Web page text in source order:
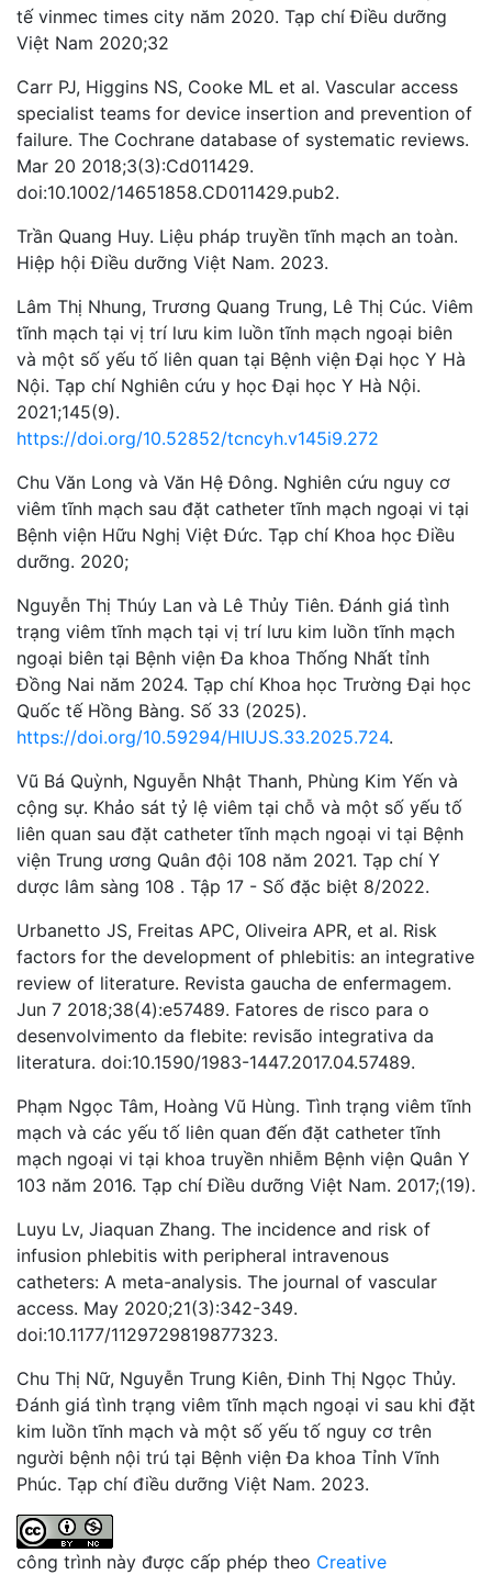
tế vinmec times city năm 2020. Tạp chí Điều dưỡng
Việt Nam 2020;32
Carr PJ, Higgins NS, Cooke ML et al. Vascular access
specialist teams for device insertion and prevention of
failure. The Cochrane database of systematic reviews.
Mar 20 2018;3(3):Cd011429.
doi:10.1002/14651858.CD011429.pub2.
Trần Quang Huy. Liệu pháp truyền tĩnh mạch an toàn.
Hiệp hội Điều dưỡng Việt Nam. 2023.
Lâm Thị Nhung, Trương Quang Trung, Lê Thị Cúc. Viêm
tĩnh mạch tại vị trí lưu kim luồn tĩnh mạch ngoại biên
và một số yếu tố liên quan tại Bệnh viện Đại học Y Hà
Nội. Tạp chí Nghiên cứu y học Đại học Y Hà Nội.
2021;145(9).
https://doi.org/10.52852/tcncyh.v145i9.272
Chu Văn Long và Văn Hệ Đông. Nghiên cứu nguy cơ
viêm tĩnh mạch sau đặt catheter tĩnh mạch ngoại vi tại
Bệnh viện Hữu Nghị Việt Đức. Tạp chí Khoa học Điều
dưỡng. 2020;
Nguyễn Thị Thúy Lan và Lê Thủy Tiên. Đánh giá tình
trạng viêm tĩnh mạch tại vị trí lưu kim luồn tĩnh mạch
ngoại biên tại Bệnh viện Đa khoa Thống Nhất tỉnh
Đồng Nai năm 2024. Tạp chí Khoa học Trường Đại học
Quốc tế Hồng Bàng. Số 33 (2025).
https://doi.org/10.59294/HIUJS.33.2025.724.
Vũ Bá Quỳnh, Nguyễn Nhật Thanh, Phùng Kim Yến và
cộng sự. Khảo sát tỷ lệ viêm tại chỗ và một số yếu tố
liên quan sau đặt catheter tĩnh mạch ngoại vi tại Bệnh
viện Trung ương Quân đội 108 năm 2021. Tạp chí Y
dược lâm sàng 108 . Tập 17 - Số đặc biệt 8/2022.
Urbanetto JS, Freitas APC, Oliveira APR, et al. Risk
factors for the development of phlebitis: an integrative
review of literature. Revista gaucha de enfermagem.
Jun 7 2018;38(4):e57489. Fatores de risco para o
desenvolvimento da flebite: revisão integrativa da
literatura. doi:10.1590/1983-1447.2017.04.57489.
Phạm Ngọc Tâm, Hoàng Vũ Hùng. Tình trạng viêm tĩnh
mạch và các yếu tố liên quan đến đặt catheter tĩnh
mạch ngoại vi tại khoa truyền nhiễm Bệnh viện Quân Y
103 năm 2016. Tạp chí Điều dưỡng Việt Nam. 2017;(19).
Luyu Lv, Jiaquan Zhang. The incidence and risk of
infusion phlebitis with peripheral intravenous
catheters: A meta-analysis. The journal of vascular
access. May 2020;21(3):342-349.
doi:10.1177/1129729819877323.
Chu Thị Nữ, Nguyễn Trung Kiên, Đinh Thị Ngọc Thủy.
Đánh giá tình trạng viêm tĩnh mạch ngoại vi sau khi đặt
kim luồn tĩnh mạch và một số yếu tố nguy cơ trên
người bệnh nội trú tại Bệnh viện Đa khoa Tỉnh Vĩnh
Phúc. Tạp chí điều dưỡng Việt Nam. 2023.
công trình này được cấp phép theo Creative